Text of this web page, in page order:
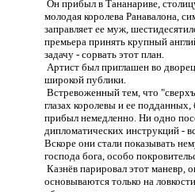
Он прибыл в Тананариве,
молодая королева Ранавалона,
заправляет ее муж,
премьера принять крупный
задачу - сорвать этот план.
Артист был приглашен во
широкой публики.
Встревоженный тем, что
глазах королевы и ее
прибыл немедленно. Ни одно
дипломатических инструкций -
Вскоре они стали показывать
господа бога, особо
Казнёв парировал этот маневр,
основываются только на